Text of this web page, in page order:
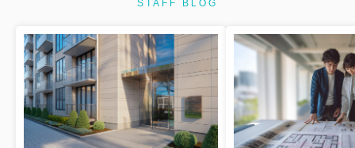
中古住宅の購入を検討していると、契
約不適合責任や瑕疵担保責任という専
門用語が出てきますが、その違いを正
しく理解できている方は多くありませ
ん。しかし、2020年の民法改正でルー
ルが大きく変わった今、これ...
2026.08.01
STAFF BLOG